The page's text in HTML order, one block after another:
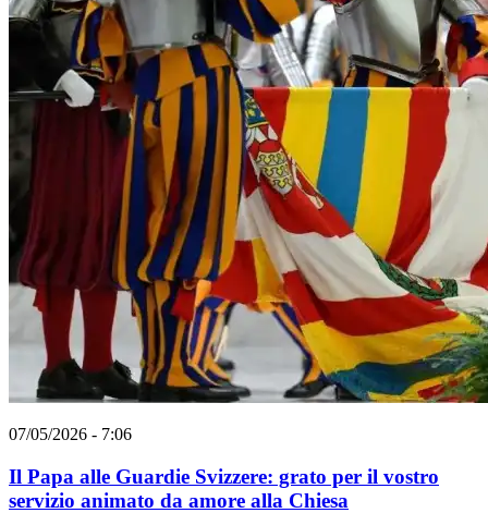
07/05/2026 - 7:06
Il Papa alle Guardie Svizzere: grato per il vostro
servizio animato da amore alla Chiesa